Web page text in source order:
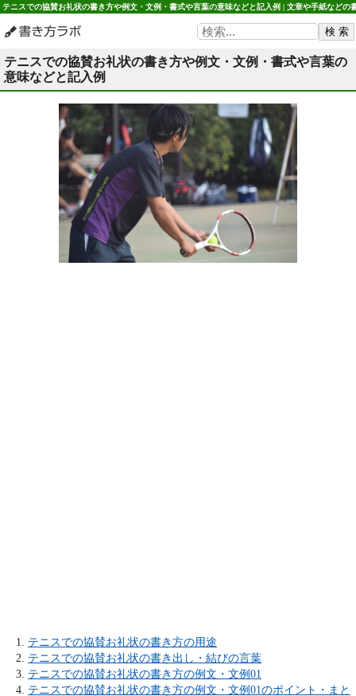
テニスでの協賛お礼状の書き方や例文・文例・書式や言葉の意味などと記入例 | 文章や手紙などの
テニスでの協賛お礼状の書き方や例文・文例・書式や言葉の
意味などと記入例
テニスでの協賛お礼状の書き方の用途
テニスでの協賛お礼状の書き出し・結びの言葉
テニスでの協賛お礼状の書き方の例文・文例01
テニスでの協賛お礼状の書き方の例文・文例01のポイント・まと